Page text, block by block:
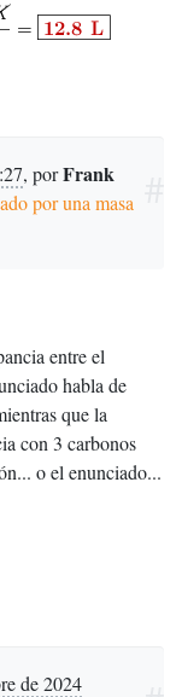
, porFrank
por una masa
entre el
habla de
que la
con 3 carbonos
o el enunciado...
de 2024